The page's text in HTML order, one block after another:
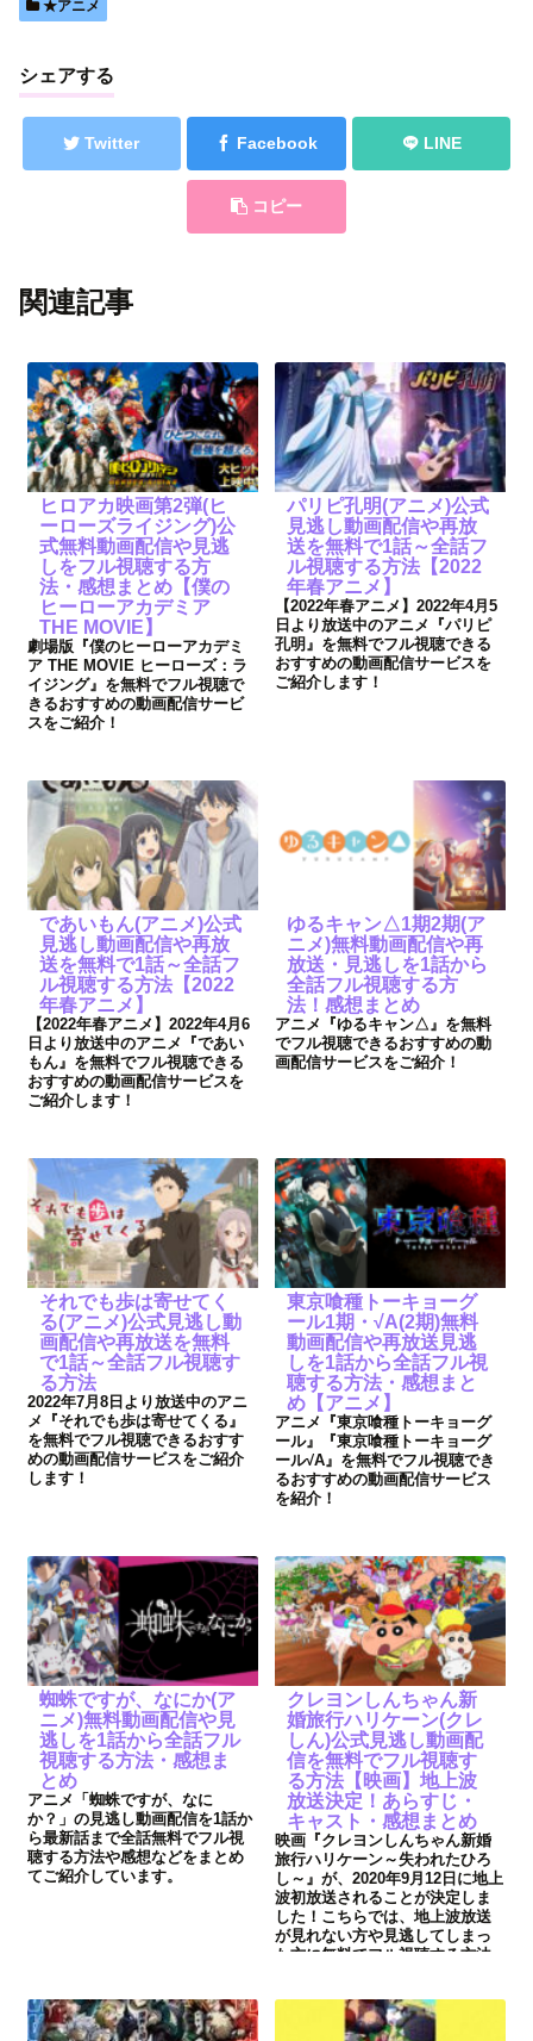
★アニメ
シェアする
Twitter Facebook LINE
コピー
関連記事
ヒロアカ映画第2弾(ヒ
ーローズライジング)公
式無料動画配信や見逃
しをフル視聴する方
法・感想まとめ【僕の
ヒーローアカデミア
THE MOVIE】
劇場版『僕のヒーローアカデミ
ア THE MOVIE ヒーローズ：ラ
イジング』を無料でフル視聴で
きるおすすめの動画配信サービ
スをご紹介！
パリピ孔明(アニメ)公式
見逃し動画配信や再放
送を無料で1話～全話フ
ル視聴する方法【2022
年春アニメ】
【2022年春アニメ】2022年4月5
日より放送中のアニメ『パリピ
孔明』を無料でフル視聴できる
おすすめの動画配信サービスを
ご紹介します！
であいもん(アニメ)公式
見逃し動画配信や再放
送を無料で1話～全話フ
ル視聴する方法【2022
年春アニメ】
【2022年春アニメ】2022年4月6
日より放送中のアニメ『であい
もん』を無料でフル視聴できる
おすすめの動画配信サービスを
ご紹介します！
ゆるキャン△1期2期(ア
ニメ)無料動画配信や再
放送・見逃しを1話から
全話フル視聴する方
法！感想まとめ
アニメ『ゆるキャン△』を無料
でフル視聴できるおすすめの動
画配信サービスをご紹介！
それでも歩は寄せてく
る(アニメ)公式見逃し動
画配信や再放送を無料
で1話～全話フル視聴す
る方法
2022年7月8日より放送中のアニ
メ『それでも歩は寄せてくる』
を無料でフル視聴できるおすす
めの動画配信サービスをご紹介
します！
東京喰種トーキョーグ
ール1期・√A(2期)無料
動画配信や再放送見逃
しを1話から全話フル視
聴する方法・感想まと
め【アニメ】
アニメ『東京喰種トーキョーグ
ール』『東京喰種トーキョーグ
ール√A』を無料でフル視聴でき
るおすすめの動画配信サービス
を紹介！
蜘蛛ですが、なにか(ア
ニメ)無料動画配信や見
逃しを1話から全話フル
視聴する方法・感想ま
とめ
アニメ「蜘蛛ですが、なに
か？」の見逃し動画配信を1話か
ら最新話まで全話無料でフル視
聴する方法や感想などをまとめ
てご紹介しています。
クレヨンしんちゃん新
婚旅行ハリケーン(クレ
しん)公式見逃し動画配
信を無料でフル視聴す
る方法【映画】地上波
放送決定！あらすじ・
キャスト・感想まとめ
映画『クレヨンしんちゃん新婚
旅行ハリケーン～失われたひろ
し～』が、2020年9月12日に地上
波初放送されることが決定しま
した！こちらでは、地上波放送
が見れない方や見逃してしまっ
た方に無料でフル視聴する方法